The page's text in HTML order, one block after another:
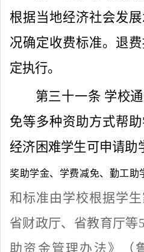
根据当地经济社会发
况确定收费标准。退
定执行。
第三十一条 学校
免等多种资助方式帮
经济困难学生可申请助
奖助学金、学费减免、勤工助
和标准由学校根据学
省财政厅、省教育厅等
助资金管理办法》（